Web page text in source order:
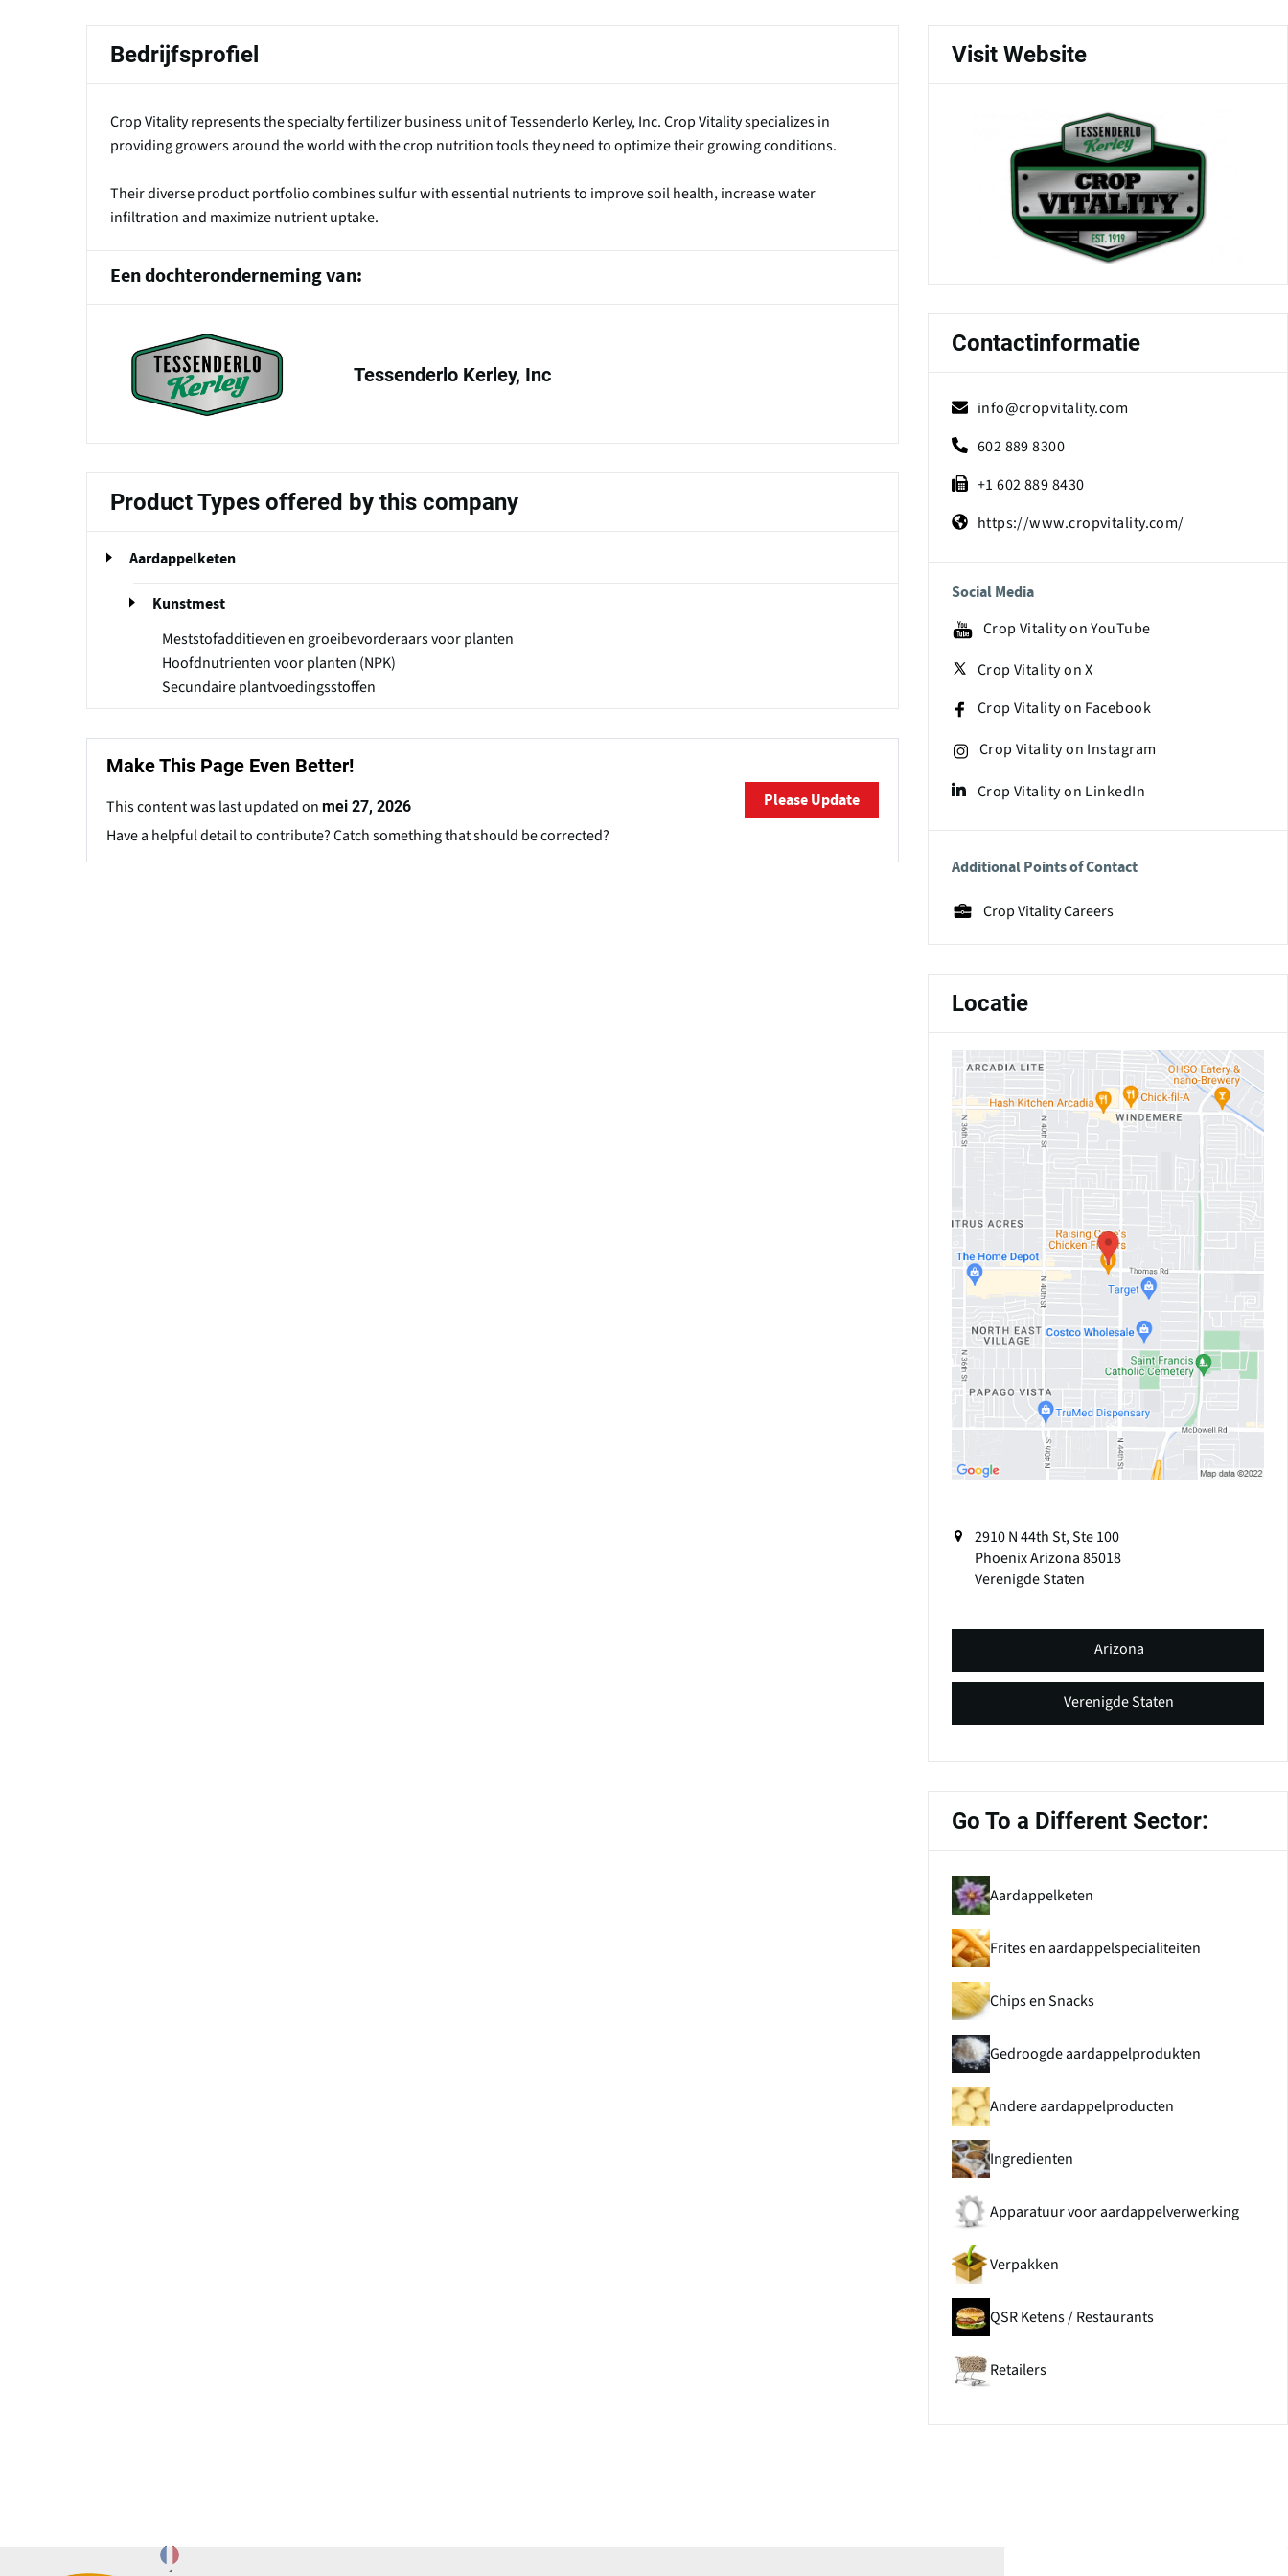
Bedrijfsprofiel
Crop Vitality represents the specialty fertilizer business unit of Tessenderlo Kerley, Inc. Crop Vitality specializes in
providing growers around the world with the crop nutrition tools they need to optimize their growing conditions.
Their diverse product portfolio combines sulfur with essential nutrients to improve soil health, increase water
infiltration and maximize nutrient uptake.
Een dochteronderneming van:
Tessenderlo Kerley, Inc
Product Types offered by this company
Aardappelketen
Kunstmest
Meststofadditieven en groeibevorderaars voor planten
Hoofdnutrienten voor planten (NPK)
Secundaire plantvoedingsstoffen
Make This Page Even Better!
This content was last updated on mei 27, 2026
Have a helpful detail to contribute? Catch something that should be corrected?
Please Update
Visit Website
Contactinformatie
info@cropvitality.com
602 889 8300
+1 602 889 8430
https://www.cropvitality.com/
Social Media
Crop Vitality on YouTube
Crop Vitality on X
Crop Vitality on Facebook
Crop Vitality on Instagram
Crop Vitality on LinkedIn
Additional Points of Contact
Crop Vitality Careers
Locatie
2910 N 44th St, Ste 100
PhoenixArizona85018
Verenigde Staten
Verenigde Staten
Arizona
Go To a Different Sector:
Aardappelketen
Frites en aardappelspecialiteiten
Chips en Snacks
Gedroogde aardappelprodukten
Andere aardappelproducten
Ingredienten
Apparatuur voor aardappelverwerking
Verpakken
QSR Ketens / Restaurants
Retailers